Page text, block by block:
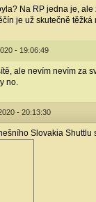
Na RP jedna je,
je už skutečně těžká
- 19:06:49
ale nevím nevím za
no.
- 20:13:30
Slovakia